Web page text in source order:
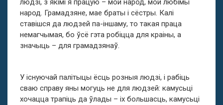
людзі, з якімі я працую – мой народ, мой любімы
народ. Грамадзяне, мае браты і сёстры. Калі
ставішся да людзей па-іншаму, то такая праца
немагчымая, бо ўсё гэта робіцца для краіны, а
значыць – для грамадзянаў.
У існуючай палітыцы ёсць розныя людзі, і рабіць
сваю справу яны могуць не для людзей: камусьці
хочацца трапіць да ўлады – іх большасць, камусьці